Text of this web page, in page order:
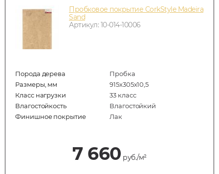
Пробковое покрытие CorkStyle Madeira
Sand
Артикул: 10-014-10006
Порода дерева
Пробка
Размеры, мм
915x305x10,5
Класс нагрузки
33 класс
Влагостойкость
Влагостойкий
Финишное покрытие
Лак
7 660 руб./м²